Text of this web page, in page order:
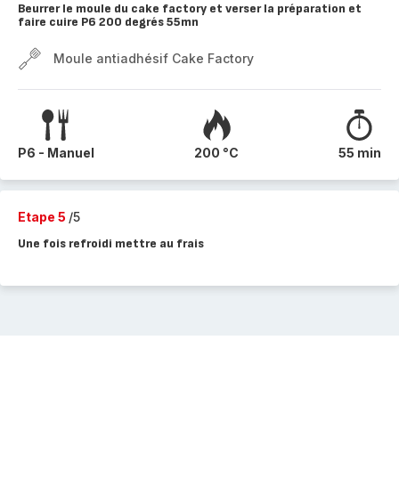
Beurrer le moule du cake factory et verser la préparation et
faire cuire P6 200 degrés 55mn
Moule antiadhésif Cake Factory
P6 - Manuel 200 °C 55 min
Etape 5 /5
Une fois refroidi mettre au frais